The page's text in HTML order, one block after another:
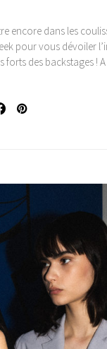
encore dans les
pour vous dévoiler
forts des backstages !